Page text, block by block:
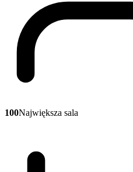
100Największa sala